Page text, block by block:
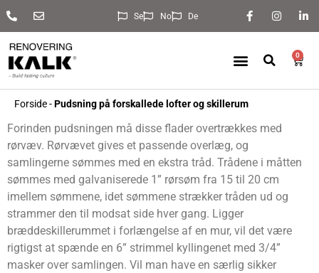
Se No De
0
Forside-Pudsning på forskallede lofter og skillerum
Forinden pudsningen må disse flader overtrækkes med
rørvæv. Rørvævet gives et passende overlæg, og
samlingerne sømmes med en ekstra tråd. Trådene i måtten
sømmes med galvaniserede 1” rørsøm fra 15 til 20 cm
imellem sømmene, idet sømmene strækker tråden ud og
strammer den til modsat side hver gang. Ligger
bræddeskillerummet i forlængelse af en mur, vil det være
rigtigst at spænde en 6” strimmel kyllingenet med 3/4”
masker over samlingen. Vil man have en særlig sikker